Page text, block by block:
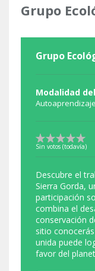
Grupo
Grupo
Modalidad
Sin votos (todavía)
Descubre el
Sierra Gorda,
participación
combina el
conservación
sitio
unida puede
favor del